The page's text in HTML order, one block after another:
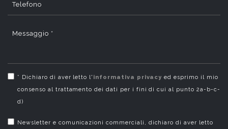
Telefono
Messaggio *
* Dichiaro di aver letto l' informativa privacy ed esprimo il mio
consenso al trattamento dei dati per i fini di cui al punto 2a-b-c-
d)
Newsletter e comunicazioni commerciali, dichiaro di aver letto